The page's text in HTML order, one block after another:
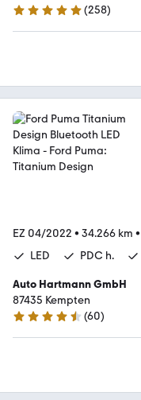
4.8 Sterne
(258)
EZ 04/2022 • 34.266 km •
LED
PDC h.
Auto Hartmann GmbH
87435 Kempten
4.6 Sterne
(60)